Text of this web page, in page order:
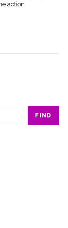
action
FIND